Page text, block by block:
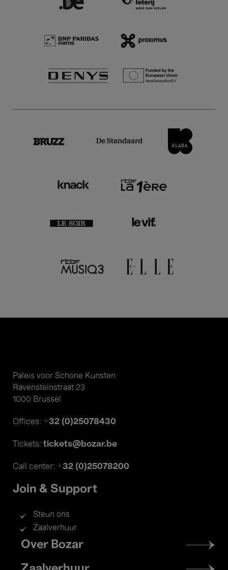
Paleis voor Schone Kunsten
Ravensteinstraat 23
1000 Brussel
Offices: +32 (0)25078430
Tickets: tickets@bozar.be
Call center: +32 (0)25078200
Join & Support
Steun ons
Zaalverhuur
Footer
menu
Over Bozar